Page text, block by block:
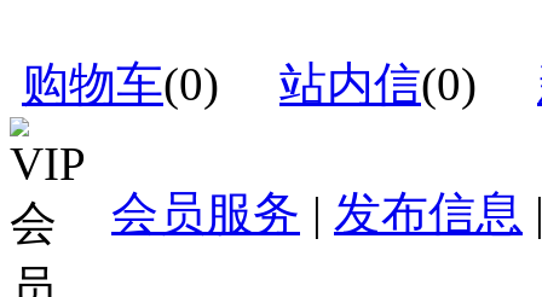
购物车(0) 站内信(0)
会员服务 | 发布信息